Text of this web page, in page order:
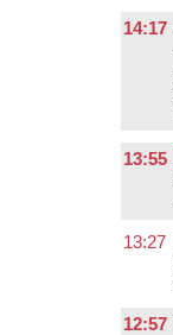
14:17
13:55
13:27
12:57